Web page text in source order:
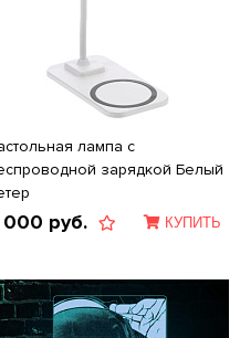
лампа с
зарядкой Белый
руб. КУПИТЬ